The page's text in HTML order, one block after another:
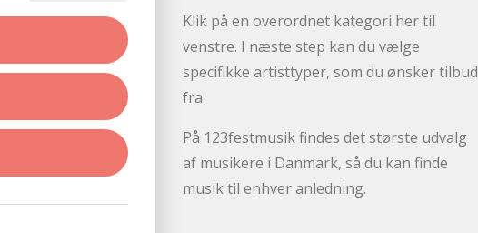
Klik på en overordnet kategori her til
venstre. I næste step kan du vælge
specifikke artisttyper, som du ønsker tilbud
fra.
På 123festmusik findes det største udvalg
af musikere i Danmark, så du kan finde
musik til enhver anledning.